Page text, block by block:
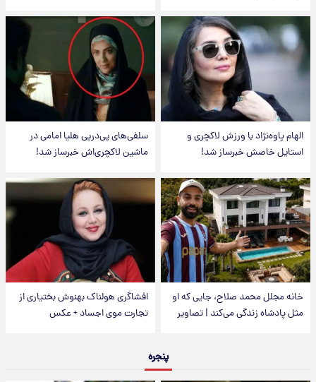
الهام پاوه‌نژاد با ورزش لاکچری و
استایل خاصش خبرساز شد!
سلفی‌های پی‌درپی هلیا امامی در
ماشین لاکچری‌اش خبرساز شد!
خانه مجلل محمد صلاح، جایی که او
مثل پادشاه زندگی می‌کند | تصاویر
افشاگری هولناک بهنوش بختیاری از
تجارت موی اجساد + عکس
پنجره